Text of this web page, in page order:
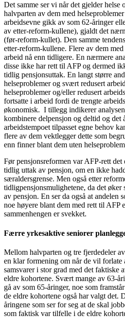
Det samme ser vi når det gjelder helse
halvparten av dem med
arbeidsevne gikk av som 62-åringer
av etter-reform-kullene), gjaldt det
(før-reform-kullet). Den samme
etter-reform-kullene. Flere av dem
arbeid nå enn tidligere. En nærmere
disse ikke har rett til AFP og dermed
tidlig pensjonsuttak. En langt større
helseproblemer og svært redusert
helseproblemer og/eller redusert
fortsatte i arbeid fordi de trengte
økonomisk. I tillegg indikerer
kombinere delpensjon og deltid og det
arbeidstempoet tilpasset egne behov
flere av dem vektlegger dette som
enn finner blant dem uten
Før pensjonsreformen var AFP-rett det
tidlig uttak av pensjon, om en ikke
særaldersgrense. Men også etter
tidligpensjonsmulighetene, da det
av pensjon. En ser da også at andelen
noe høyere blant dem med rett til AFP
sammenhengen er svekket.
Færre yrkesaktive seniorer
Mellom halvparten og tre fjerdedeler
en klar formening om når de vil forlate
samsvarer i stor grad med det faktiske
eldre kohortene. Svært mange av 63-
gå av som 65-åringer, noe som
de eldre kohortene også har valgt det.
åringene som ser for seg at de skal
som faktisk var tilfelle i de eldre